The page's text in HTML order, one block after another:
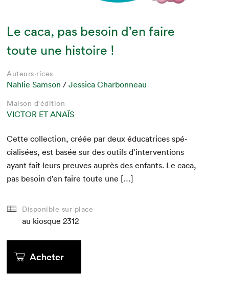
Le caca, pas besoin d’en faire
toute une histoire !
Auteurs·rices
Nahlie Samson /Jessica Charbonneau
Maison d'édition
VICTOR ET ANAÏS
Cette col­lec­tion, créée par deux édu­ca­tri­ces spé­
cial­isées, est basée sur des out­ils d’interventions
ayant fait leurs preuves auprès des enfants. Le caca,
pas besoin d’en faire toute une […]
Disponible sur place
au kiosque 2312
Acheter